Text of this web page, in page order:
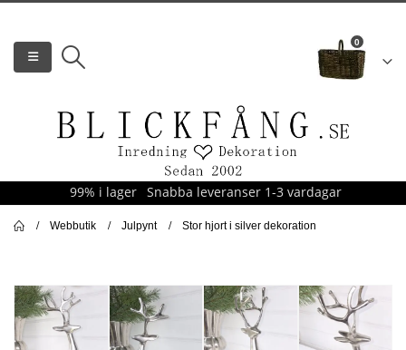
0
99% i lager Snabba leveranser 1-3 vardagar
Webbutik Julpynt Stor hjort i silver dekoration